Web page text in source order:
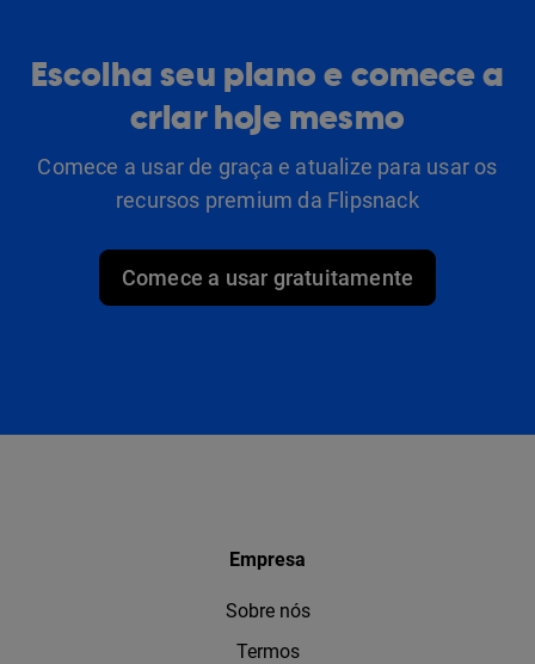
Escolha seu plano e comece a
criar hoje mesmo
Comece a usar de graça e atualize para usar os
recursos premium da Flipsnack
Comece a usar gratuitamente
Empresa
Sobre nós
Termos